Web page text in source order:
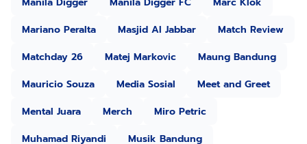
Mariano Peralta
Masjid Al Jabbar
Match Review
Matchday 26
Matej Markovic
Maung Bandung
Mauricio Souza
Media Sosial
Meet and Greet
Mental Juara
Merch
Miro Petric
Muhamad Riyandi
Musik Bandung